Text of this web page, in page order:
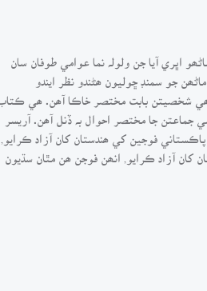
اڀري آيا جن ولولہ نما عوامي طوفان سان
جو سمنڊ ڇوليون ھڻندو نظر ايندو
آھي, جنھن ۾ انھن ٻنھي شخصيتن بابت مختصر خاڪا آھن. ھي ڪتاب
جا مختصر احوال بہ ڏنل آھن. آريسر
فوجين کي ھندستان کان آزاد ڪرايو,
کان آزاد ڪرايو, انھن فوجن ھن مٿان سڌيون